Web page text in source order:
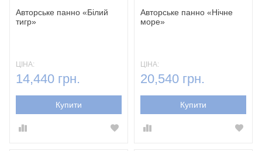
Авторське панно «Білий
тигр‎»‎
ЦІНА:
14,440 грн.
Купити
Авторське панно «Нічне
море‎»‎
ЦІНА:
20,540 грн.
Купити